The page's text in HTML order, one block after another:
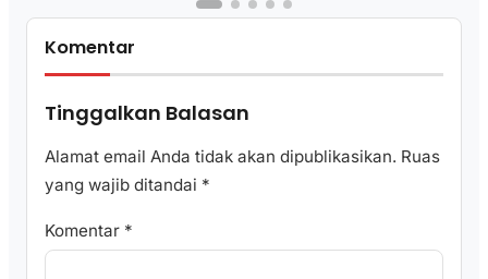
Komentar
Tinggalkan Balasan
Alamat email Anda tidak akan dipublikasikan. Ruas
yang wajib ditandai *
Komentar *